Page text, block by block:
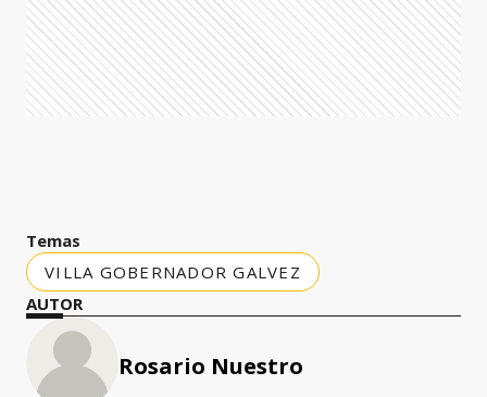
Temas
VILLA GOBERNADOR GALVEZ
AUTOR
Rosario Nuestro